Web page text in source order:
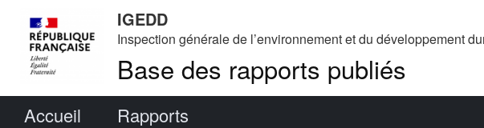
IGEDD
Inspection générale de l’environnement et du développement
Base des rapports publiés
Accueil Rapports